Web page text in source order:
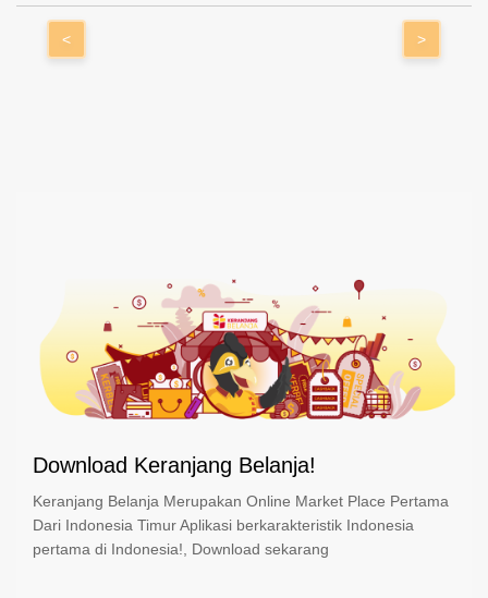
< >
Download Keranjang Belanja!
Keranjang Belanja Merupakan Online Market Place Pertama
Dari Indonesia Timur Aplikasi berkarakteristik Indonesia
pertama di Indonesia!, Download sekarang